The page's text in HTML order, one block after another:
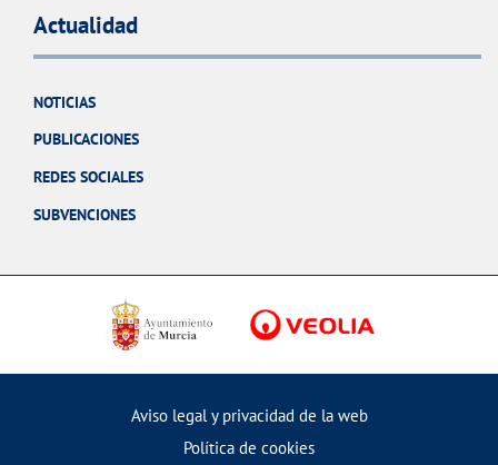
Actualidad
NOTICIAS
PUBLICACIONES
REDES SOCIALES
SUBVENCIONES
Aviso legal y privacidad de la web
Política de cookies